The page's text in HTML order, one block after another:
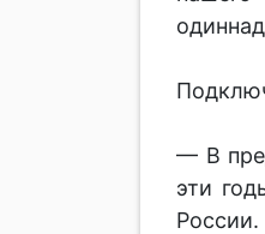
— В
эти